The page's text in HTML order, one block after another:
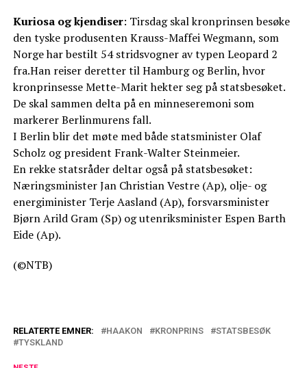
Kuriosa og kjendiser: Tirsdag skal kronprinsen besøke
den tyske produsenten Krauss-Maffei Wegmann, som
Norge har bestilt 54 stridsvogner av typen Leopard 2
fra.Han reiser deretter til Hamburg og Berlin, hvor
kronprinsesse Mette-Marit hekter seg på statsbesøket.
De skal sammen delta på en minneseremoni som
markerer Berlinmurens fall.
I Berlin blir det møte med både statsminister Olaf
Scholz og president Frank-Walter Steinmeier.
En rekke statsråder deltar også på statsbesøket:
Næringsminister Jan Christian Vestre (Ap), olje- og
energiminister Terje Aasland (Ap), forsvarsminister
Bjørn Arild Gram (Sp) og utenriksminister Espen Barth
Eide (Ap).
(©NTB)
RELATERTE EMNER: HAAKON KRONPRINS
STATSBESØK
TYSKLAND